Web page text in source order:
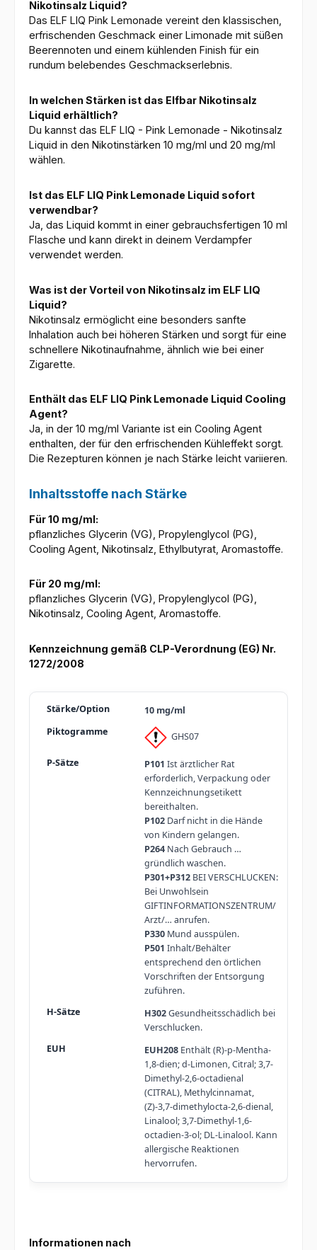
Nikotinsalz Liquid?
Das ELF LIQ Pink Lemonade vereint den klassischen,
erfrischenden Geschmack einer Limonade mit süßen
Beerennoten und einem kühlenden Finish für ein
rundum belebendes Geschmackserlebnis.
In welchen Stärken ist das Elfbar Nikotinsalz
Liquid erhältlich?
Du kannst das ELF LIQ - Pink Lemonade - Nikotinsalz
Liquid in den Nikotinstärken 10 mg/ml und 20 mg/ml
wählen.
Ist das ELF LIQ Pink Lemonade Liquid sofort
verwendbar?
Ja, das Liquid kommt in einer gebrauchsfertigen 10 ml
Flasche und kann direkt in deinem Verdampfer
verwendet werden.
Was ist der Vorteil von Nikotinsalz im ELF LIQ
Liquid?
Nikotinsalz ermöglicht eine besonders sanfte
Inhalation auch bei höheren Stärken und sorgt für eine
schnellere Nikotinaufnahme, ähnlich wie bei einer
Zigarette.
Enthält das ELF LIQ Pink Lemonade Liquid Cooling
Agent?
Ja, in der 10 mg/ml Variante ist ein Cooling Agent
enthalten, der für den erfrischenden Kühleffekt sorgt.
Die Rezepturen können je nach Stärke leicht variieren.
Inhaltsstoffe nach Stärke
Für 10 mg/ml:
pflanzliches Glycerin (VG), Propylenglycol (PG),
Cooling Agent, Nikotinsalz, Ethylbutyrat, Aromastoffe.
Für 20 mg/ml:
pflanzliches Glycerin (VG), Propylenglycol (PG),
Nikotinsalz, Cooling Agent, Aromastoffe.
Kennzeichnung gemäß CLP-Verordnung (EG) Nr.
1272/2008
10 mg/ml
GHS07
P101 Ist ärztlicher Rat
erforderlich, Verpackung oder
Kennzeichnungsetikett
bereithalten.
P102Darf nicht in die Hände
von Kindern gelangen.
P264Nach Gebrauch …
gründlich waschen.
P301+P312BEI VERSCHLUCKEN:
Bei Unwohlsein
GIFTINFORMATIONSZENTRUM/
Arzt/… anrufen.
P330Mund ausspülen.
P501 Inhalt/Behälter
entsprechend den örtlichen
Vorschriften der Entsorgung
zuführen.
H302Gesundheitsschädlich bei
Verschlucken.
EUH208Enthält (R)-p-Mentha-
1,8-dien; d-Limonen, Citral; 3,7-
Dimethyl-2,6-octadienal
(CITRAL), Methylcinnamat,
(Z)-3,7-dimethylocta-2,6-dienal,
Linalool; 3,7-Dimethyl-1,6-
octadien-3-ol; DL-Linalool. Kann
allergische Reaktionen
hervorrufen.
Informationen nach